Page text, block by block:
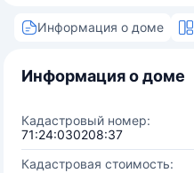
Информация о доме
Информация о доме
Кадастровый номер:
71:24:030208:37
Кадастровая стоимость: